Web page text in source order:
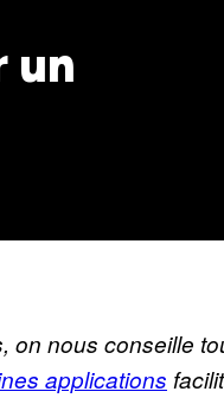
un
on nous conseille
applications